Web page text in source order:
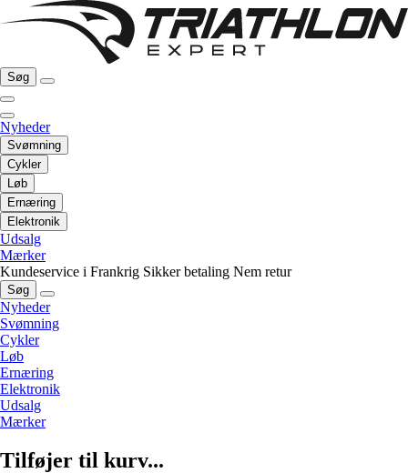
Søg
Nyheder
Svømning
Cykler
Løb
Ernæring
Elektronik
Udsalg
Mærker
Kundeservice i Frankrig Sikker betaling Nem retur
Søg
Nyheder
Svømning
Cykler
Løb
Ernæring
Elektronik
Udsalg
Mærker
Tilføjer til kurv...